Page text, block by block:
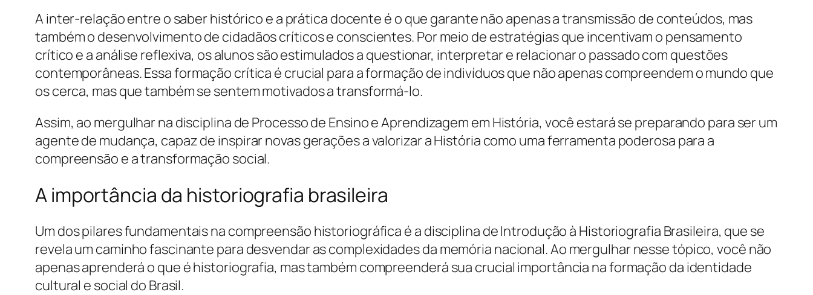
A inter-relação entre o saber histórico e a prática docente é o que garante não apenas a transmissão de conteúdos, mas
também o desenvolvimento de cidadãos críticos e conscientes. Por meio de estratégias que incentivam o pensamento
crítico e a análise reflexiva, os alunos são estimulados a questionar, interpretar e relacionar o passado com questões
contemporâneas. Essa formação crítica é crucial para a formação de indivíduos que não apenas compreendem o mundo que
os cerca, mas que também se sentem motivados a transformá-lo.
Assim, ao mergulhar na disciplina de Processo de Ensino e Aprendizagem em História, você estará se preparando para ser um
agente de mudança, capaz de inspirar novas gerações a valorizar a História como uma ferramenta poderosa para a
compreensão e a transformação social.
A importância da historiografia brasileira
Um dos pilares fundamentais na compreensão historiográfica é a disciplina de Introdução à Historiografia Brasileira, que se
revela um caminho fascinante para desvendar as complexidades da memória nacional. Ao mergulhar nesse tópico, você não
apenas aprenderá o que é historiografia, mas também compreenderá sua crucial importância na formação da identidade
cultural e social do Brasil.